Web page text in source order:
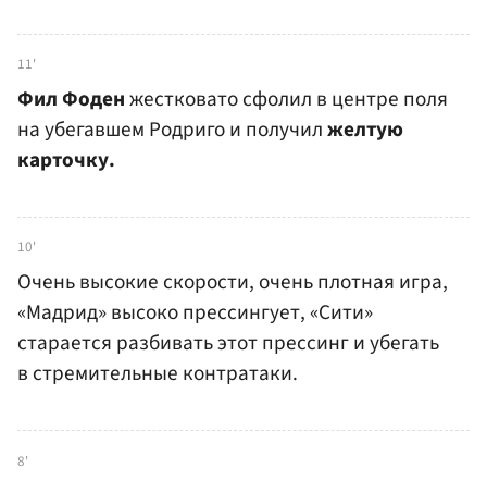
11'
Фил Фоденжестковато сфолил в центре поля
на убегавшем Родриго и получилжелтую
карточку.
10'
Очень высокие скорости, очень плотная игра,
«Мадрид» высоко прессингует, «Сити»
старается разбивать этот прессинг и убегать
в стремительные контратаки.
8'